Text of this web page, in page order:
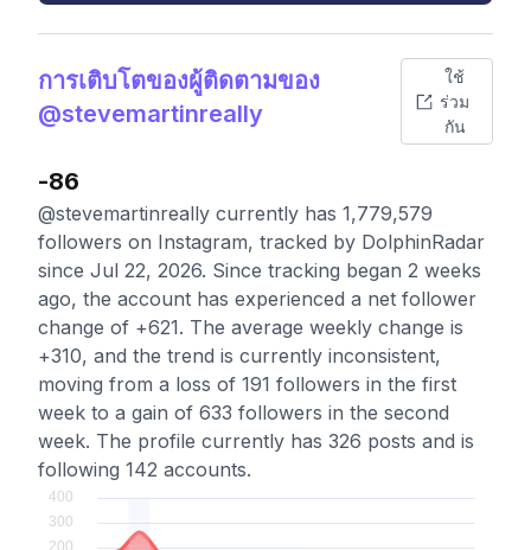
การเติบโตของผู้ติดตามของ
@stevemartinreally
ใช้
ร่วม
กัน
-86
@stevemartinreally currently has 1,779,579
followers on Instagram, tracked by DolphinRadar
since Jul 22, 2026. Since tracking began 2 weeks
ago, the account has experienced a net follower
change of +621. The average weekly change is
+310, and the trend is currently inconsistent,
moving from a loss of 191 followers in the first
week to a gain of 633 followers in the second
week. The profile currently has 326 posts and is
following 142 accounts.